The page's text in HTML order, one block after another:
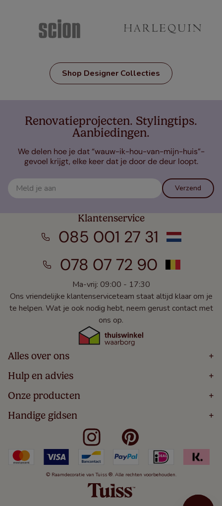
Shop Designer Collecties
Renovatieprojecten. Stylingtips.
Aanbiedingen.
We delen hoe je dat “wauw-ik-hou-van-mijn-huis”-
gevoel krijgt, elke keer dat je door de deur loopt.
Verzend
Klantenservice
085 001 27 31
078 07 72 90
Ma-vrij: 09:00 - 17:30
Ons vriendelijke klantenserviceteam staat altijd klaar om je
te helpen. Wat je ook nodig hebt, neem gerust contact met
ons op.
Alles over ons +
Home
Over
Bestellen
Winacties
Veelgestelde Vragen
Hulp en advies +
Volg Je Bestelling
Levering
5 Jaar Garantie
Algemene Voorwaarden
Kindveiligheid
Cookies
Herroepingsrecht
Onze producten +
Houten Jaloezieën
Rolgordijnen
Verticale Jaloezieën
Duo Rolgordijnen
Duo Plisségordijnen
Handige gidsen +
Meten Voor Raamdecoratie
Badkamer Raamdecoratie
Slaapkamer Raamdecoratie
Keuken Raamdecoratie
De Jaloezieën Gids
Jaloezieënwoordenboek
© Raamdecoratie van Tuiss ®. Alle rechten voorbehouden.